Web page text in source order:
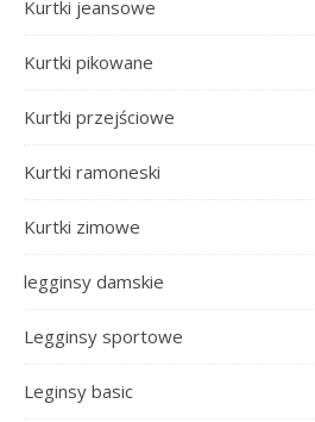
Kurtki jeansowe
Kurtki pikowane
Kurtki przejściowe
Kurtki ramoneski
Kurtki zimowe
legginsy damskie
Legginsy sportowe
Leginsy basic